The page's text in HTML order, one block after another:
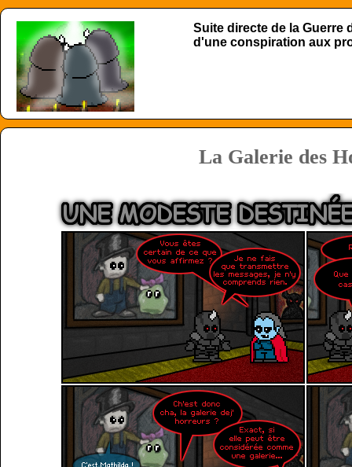
Suite directe de la Guerre
d'une conspiration aux
La Galerie des